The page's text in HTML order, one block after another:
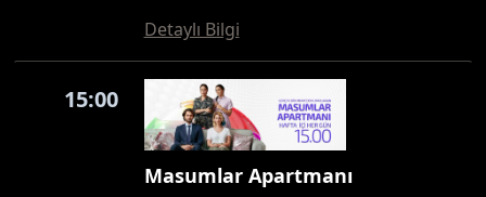
Detaylı Bilgi
15:00
Masumlar Apartmanı